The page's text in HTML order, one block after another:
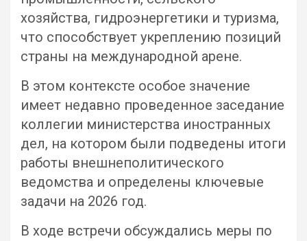
хозяйства, гидроэнергетики и туризма,
что способствует укреплению позиций
страны на международной арене.
В этом контексте особое значение
имеет недавно проведенное заседание
коллегии министерства иностранных
дел, на котором были подведены итоги
работы внешнеполитического
ведомства и определены ключевые
задачи на 2026 год.
В ходе встречи обсуждались меры по